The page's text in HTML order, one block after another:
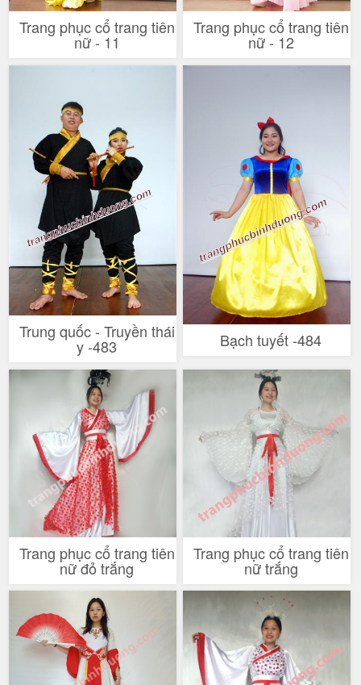
Trang phục cổ trang tiên
nữ - 11
Trang phục cổ trang tiên
nữ - 12
Trung quốc - Truyền thái
y -483 Bạch tuyết -484
Trang phục cổ trang tiên
nữ đỏ trắng
Trang phục cổ trang tiên
nữ trắng